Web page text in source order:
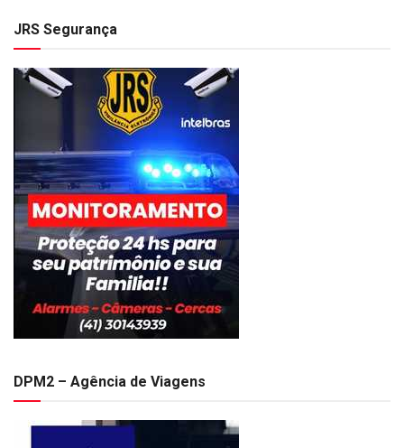
JRS Segurança
DPM2 – Agência de Viagens